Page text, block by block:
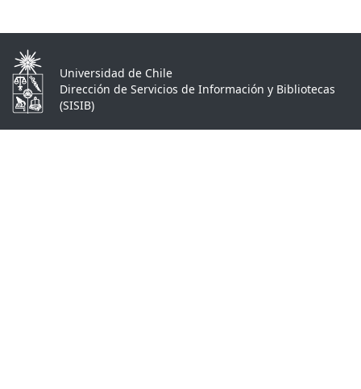
Universidad de Chile
Dirección de Servicios de Información y Bibliotecas
(SISIB)